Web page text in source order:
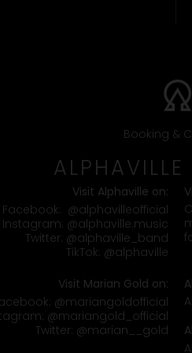
Booking &
ALPHAVILLE
Visit Alphaville on:
Facebook: @alphavilleofficial
Instagram: @alphaville.music
Twitter: @alphaville_band
TikTok: @alphaville
Visit Marian Gold on:
@mariangoldofficial
@mariangold_official
Twitter: @marian__gold